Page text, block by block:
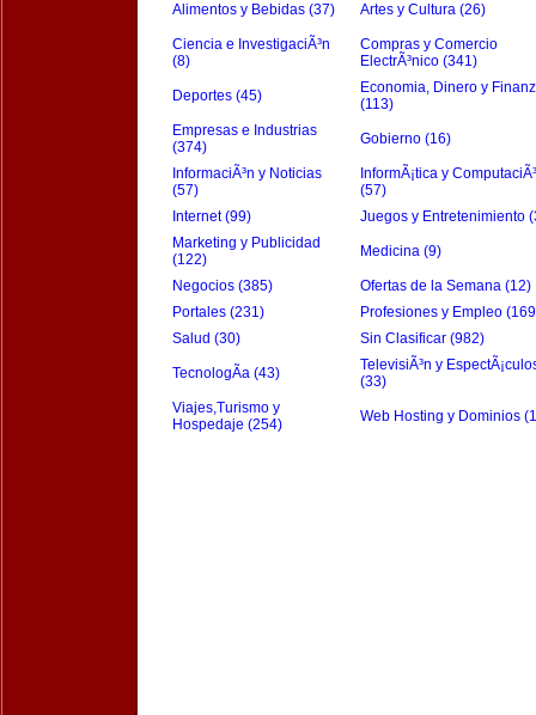
Alimentos y Bebidas (37) Artes y Cultura (26)
Ciencia e InvestigaciÃ³n
(8)
Compras y Comercio
ElectrÃ³nico (341)
Deportes (45)
Economia, Dinero y
(113)
Empresas e Industrias
(374)
Gobierno (16)
InformaciÃ³n y Noticias
(57)
InformÃ¡tica y
(57)
Internet (99)
Juegos y Entretenimiento
Marketing y Publicidad
(122)
Medicina (9)
Negocios (385)
Ofertas de la Semana (12)
Portales (231)
Profesiones y Empleo
Salud (30)
Sin Clasificar (982)
TecnologÃ­a (43)
TelevisiÃ³n y
(33)
Viajes,Turismo y
Hospedaje (254)
Web Hosting y Dominios